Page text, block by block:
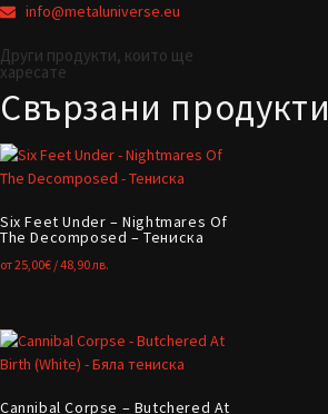
info@metaluniverse.eu
Други продукти, които ще
харесате
Свързани продукти
Six Feet Under – Nightmares Of
The Decomposed – Тениска
от25,00€ / 48,90 лв.
Cannibal Corpse – Butchered At